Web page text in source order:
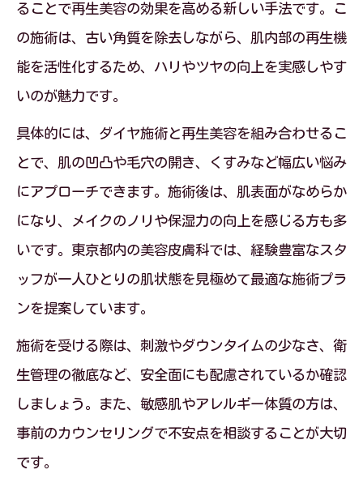
ることで再生美容の効果を高める新しい手法です。こ
の施術は、古い角質を除去しながら、肌内部の再生機
能を活性化するため、ハリやツヤの向上を実感しやす
いのが魅力です。
具体的には、ダイヤ施術と再生美容を組み合わせるこ
とで、肌の凹凸や毛穴の開き、くすみなど幅広い悩み
にアプローチできます。施術後は、肌表面がなめらか
になり、メイクのノリや保湿力の向上を感じる方も多
いです。東京都内の美容皮膚科では、経験豊富なスタ
ッフが一人ひとりの肌状態を見極めて最適な施術プラ
ンを提案しています。
施術を受ける際は、刺激やダウンタイムの少なさ、衛
生管理の徹底など、安全面にも配慮されているか確認
しましょう。また、敏感肌やアレルギー体質の方は、
事前のカウンセリングで不安点を相談することが大切
です。